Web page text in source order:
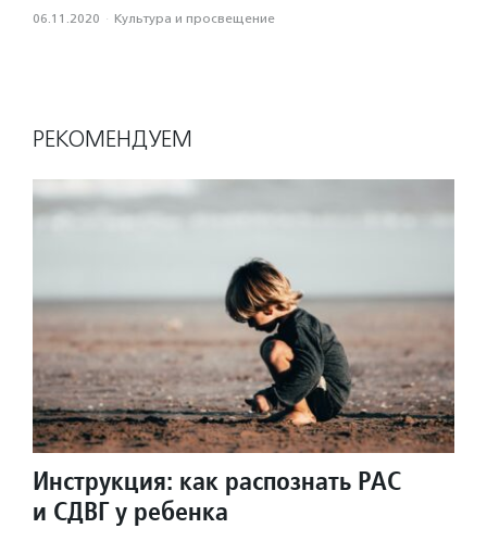
06.11.2020 · Культура и просвещение
РЕКОМЕНДУЕМ
Инструкция: как распознать РАС
и СДВГ у ребенка